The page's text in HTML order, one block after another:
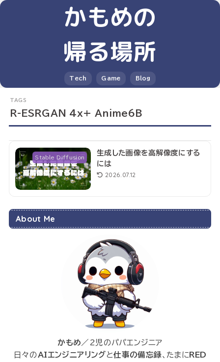
かもめの
帰る場所
Tech Game Blog
R-ESRGAN 4x+ Anime6B
Stable Diffusion
生成した画像を高解像度にする
には
2026.07.12
About Me
かもめ ／2児のパパエンジニア
日々のAIエンジニアリングと仕事の備忘録、たまにRED